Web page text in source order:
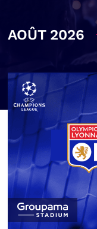
AOÛT 2026